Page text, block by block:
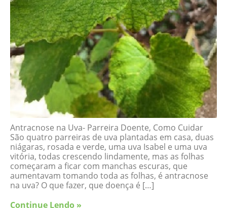
Antracnose na Uva- Parreira Doente, Como Cuidar
São quatro parreiras de uva plantadas em casa, duas
niágaras, rosada e verde, uma uva Isabel e uma uva
vitória, todas crescendo lindamente, mas as folhas
começaram a ficar com manchas escuras, que
aumentavam tomando toda as folhas, é antracnose
na uva? O que fazer, que doença é […]
Continue Lendo »